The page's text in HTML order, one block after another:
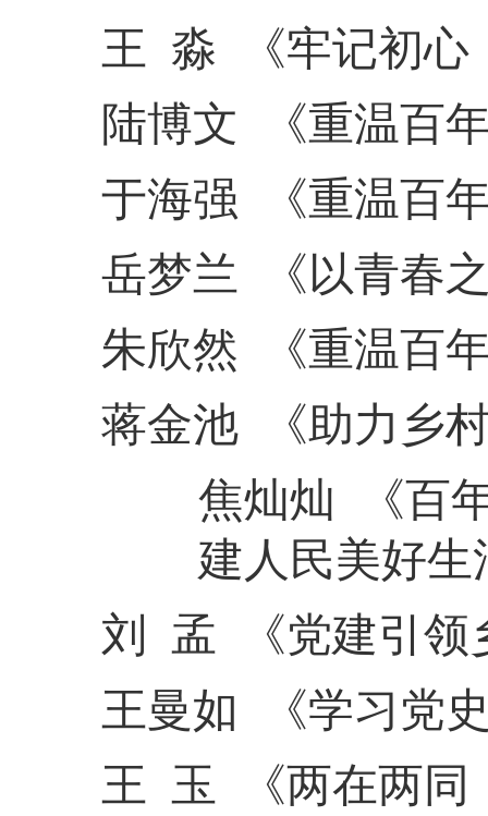
王 淼 《牢记初心
陆博文
《重温百
于海强
《重温百
岳梦兰
《以青春
朱欣然
《重温百
蒋金池
《助力乡
焦灿灿
《百
建人民美好生
刘
孟
《党建引
王曼如
《学习党
王
玉 《两在两同